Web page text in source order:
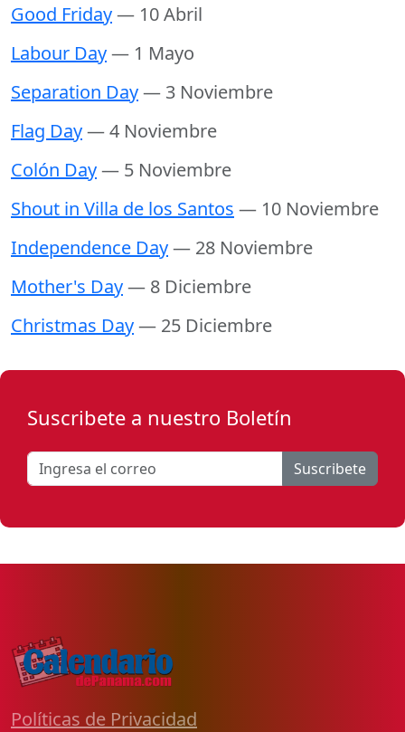
Good Friday— 10 Abril
Labour Day— 1 Mayo
Separation Day— 3 Noviembre
Flag Day— 4 Noviembre
Colón Day— 5 Noviembre
Shout in Villa de los Santos — 10 Noviembre
Independence Day— 28 Noviembre
Mother's Day— 8 Diciembre
Christmas Day— 25 Diciembre
Suscribete a nuestro Boletín
Suscribete
Políticas de Privacidad